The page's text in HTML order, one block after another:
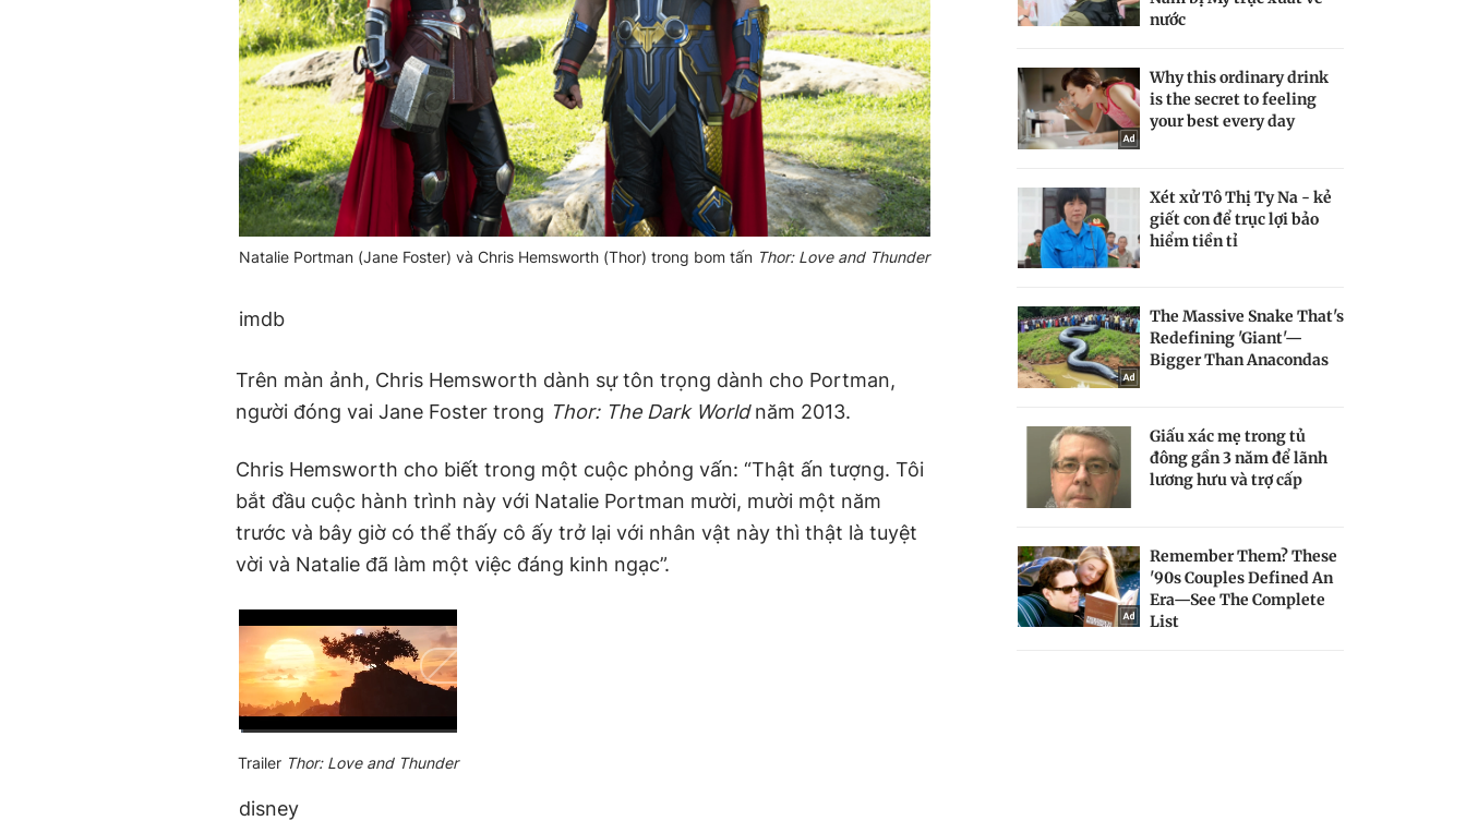
Natalie Portman (Jane Foster) và Chris Hemsworth (Thor) trong bom tấn Thor: Love and Thunder
imdb
Trên màn ảnh, Chris Hemsworth dành sự tôn trọng dành cho Portman,
người đóng vai Jane Foster trong Thor: The Dark Worldnăm 2013.
Chris Hemsworth cho biết trong một cuộc phỏng vấn: “Thật ấn tượng. Tôi
bắt đầu cuộc hành trình này với Natalie Portman mười, mười một năm
trước và bây giờ có thể thấy cô ấy trở lại với nhân vật này thì thật là tuyệt
vời và Natalie đã làm một việc đáng kinh ngạc”.
Trailer Thor: Love and Thunder
disney